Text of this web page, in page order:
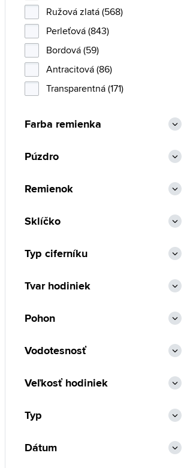
Jacques Lemans (27)
JP Gatsby (1)
Junkers (2)
Just Cavalli (1)
Lacoste (41)
Lorus (121)
Marc by Marc Jacobs (1)
Marc Malone (16)
Michael Kors (117)
MVMT (36)
Nine West (15)
Orient (158)
Paul Hewitt (13)
Police (14)
Ružová zlatá (568)
Perleťová (843)
Bordová (59)
Antracitová (86)
Transparentná (171)
Farba remienka
Púzdro
Remienok
Sklíčko
Typ ciferníku
Tvar hodiniek
Pohon
Vodotesnosť
Veľkosť hodiniek
Typ
Dátum